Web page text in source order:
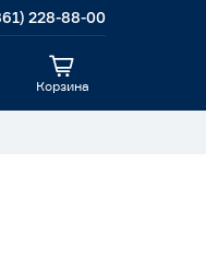
228-88-00
Корзина